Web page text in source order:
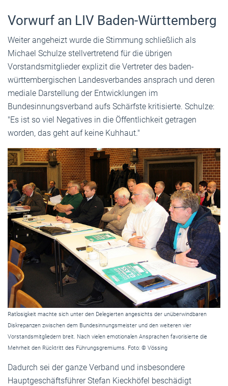
Vorwurf an LIV Baden-Württemberg
Weiter angeheizt wurde die Stimmung schließlich als
Michael Schulze stellvertretend für die übrigen
Vorstandsmitglieder explizit die Vertreter des baden-
württembergischen Landesverbandes ansprach und deren
mediale Darstellung der Entwicklungen im
Bundesinnungsverband aufs Schärfste kritisierte. Schulze:
"Es ist so viel Negatives in die Öffentlichkeit getragen
worden, das geht auf keine Kuhhaut."
Ratlosigkeit machte sich unter den Delegierten angesichts der unüberwindbaren
Diskrepanzen zwischen dem Bundesinnungsmeister und den weiteren vier
Vorstandsmitgliedern breit. Nach vielen emotionalen Ansprachen favorisierte die
Mehrheit den Rücktritt des Führungsgremiums. Foto: © Vössing
Dadurch sei der ganze Verband und insbesondere
Hauptgeschäftsführer Stefan Kieckhöfel beschädigt